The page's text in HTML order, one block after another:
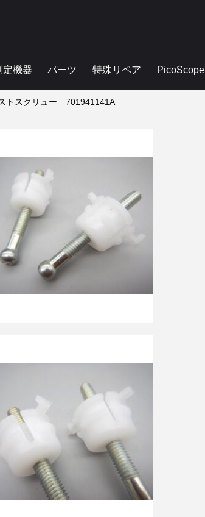
定機器 パーツ 特殊リペア PicoScope
トスクリュー 701941141A